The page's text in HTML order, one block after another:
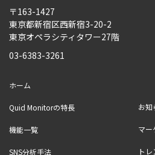
〒163-1427
東京都新宿区西新宿3-20-2
東京オペラシティタワー27階
03-6383-3261
ホーム
Quid Monitorの特長
機能一覧
SNS分析手法
お知
マー
ト